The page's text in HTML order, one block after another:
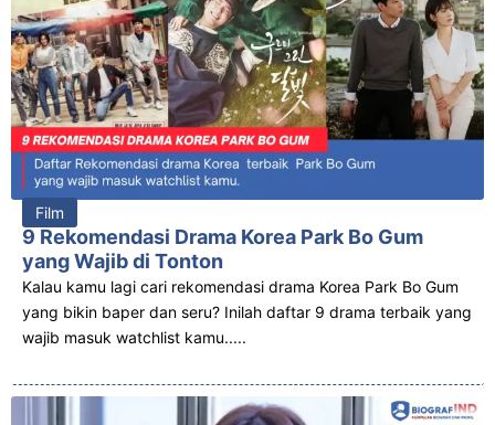
Film
9 Rekomendasi Drama Korea Park Bo Gum
yang Wajib di Tonton
Kalau kamu lagi cari rekomendasi drama Korea Park Bo Gum
yang bikin baper dan seru? Inilah daftar 9 drama terbaik yang
wajib masuk watchlist kamu.....